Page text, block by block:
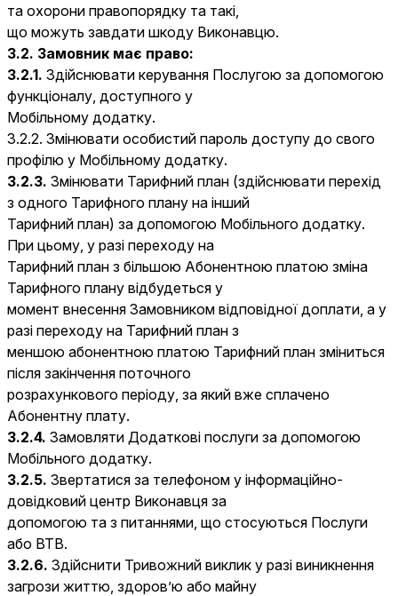
та охорони правопорядку та такі,
що можуть завдати шкоду Виконавцю.
3.2. Замовник має право:
3.2.1. Здійснювати керування Послугою за допомогою
функціоналу, доступного у
Мобільному додатку.
3.2.2. Змінювати особистий пароль доступу до свого
профілю у Мобільному додатку.
3.2.3. Змінювати Тарифний план (здійснювати перехід
з одного Тарифного плану на інший
Тарифний план) за допомогою Мобільного додатку.
При цьому, у разі переходу на
Тарифний план з більшою Абонентною платою зміна
Тарифного плану відбудеться у
момент внесення Замовником відповідної доплати, а у
разі переходу на Тарифний план з
меншою абонентною платою Тарифний план зміниться
після закінчення поточного
розрахункового періоду, за який вже сплачено
Абонентну плату.
3.2.4. Замовляти Додаткові послуги за допомогою
Мобільного додатку.
3.2.5. Звертатися за телефоном у інформаційно-
довідковий центр Виконавця за
допомогою та з питаннями, що стосуються Послуги
або ВТВ.
3.2.6. Здійснити Тривожний виклик у разі виникнення
загрози життю, здоров’ю або майну